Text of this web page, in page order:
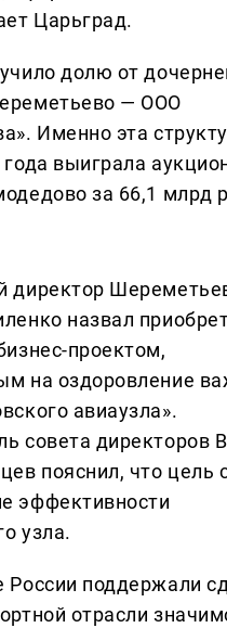
Царьград.
долю от
— ООО
Именно эта
выиграла
за 66,1 млрд
директор
назвал
проектом,
на оздоровление
авиаузла».
совета директоров
пояснил, что цель
эффективности
узла.
России поддержали
отрасли